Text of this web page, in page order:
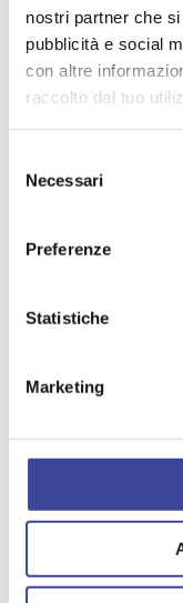
nostri partner che
pubblicità e social
con altre
raccolto dal tuo
delNecessari
Preferenze
Statistiche
Marketing
Chiedilo ad
webinar
Funzioni
80anni di
tra diritti,
30-31
6/8/2026